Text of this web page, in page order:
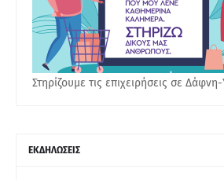
Στηρίζουμε τις επιχειρήσεις σε
ΕΚΔΗΛΩΣΕΙΣ